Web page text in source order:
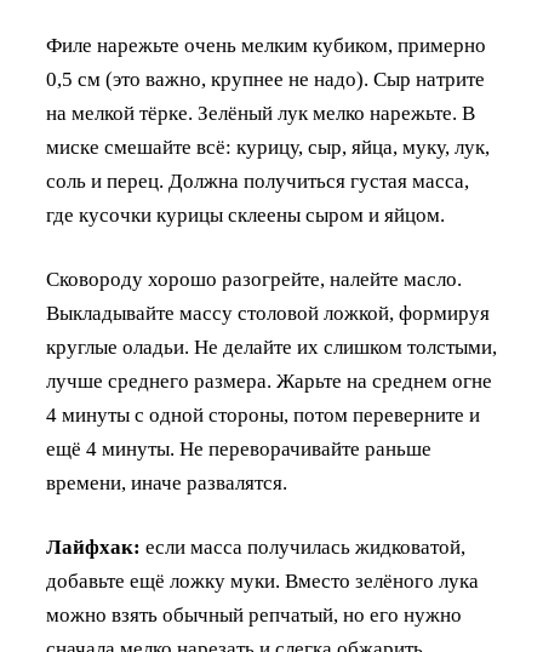
Филе нарежьте очень мелким кубиком, примерно
0,5 см (это важно, крупнее не надо). Сыр натрите
на мелкой тёрке. Зелёный лук мелко нарежьте. В
миске смешайте всё: курицу, сыр, яйца, муку, лук,
соль и перец. Должна получиться густая масса,
где кусочки курицы склеены сыром и яйцом.
Сковороду хорошо разогрейте, налейте масло.
Выкладывайте массу столовой ложкой, формируя
круглые оладьи. Не делайте их слишком толстыми,
лучше среднего размера. Жарьте на среднем огне
4 минуты с одной стороны, потом переверните и
ещё 4 минуты. Не переворачивайте раньше
времени, иначе развалятся.
Лайфхак: если масса получилась жидковатой,
добавьте ещё ложку муки. Вместо зелёного лука
можно взять обычный репчатый, но его нужно